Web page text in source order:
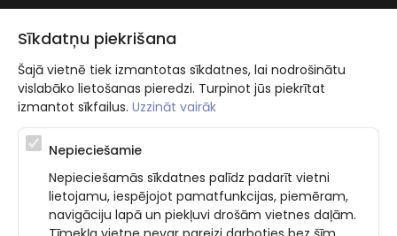
Sīkdatņu piekrišana
Šajā vietnē tiek izmantotas sīkdatnes, lai nodrošinātu
vislabāko lietošanas pieredzi. Turpinot jūs piekrītat
izmantot sīkfailus. Uzzināt vairāk
Nepieciešamie
Nepieciešamās sīkdatnes palīdz padarīt vietni
lietojamu, iespējojot pamatfunkcijas, piemēram,
navigāciju lapā un piekļuvi drošām vietnes daļām.
Atbalsta programma augsti kvalificētu darba ņēmēju piesaistei.
Projekta ietvaros plānota informācijas pakalpojuma izstrāde, kas
ļauj pakalpojumu sniedzējiem digitalizēt uzņēmuma procesus.
Projekta rezultātā ir veikta mobilo lietotņu un pašapkalpošanās
portāla izveide. Projekta ieviešanas rezultatā plānota